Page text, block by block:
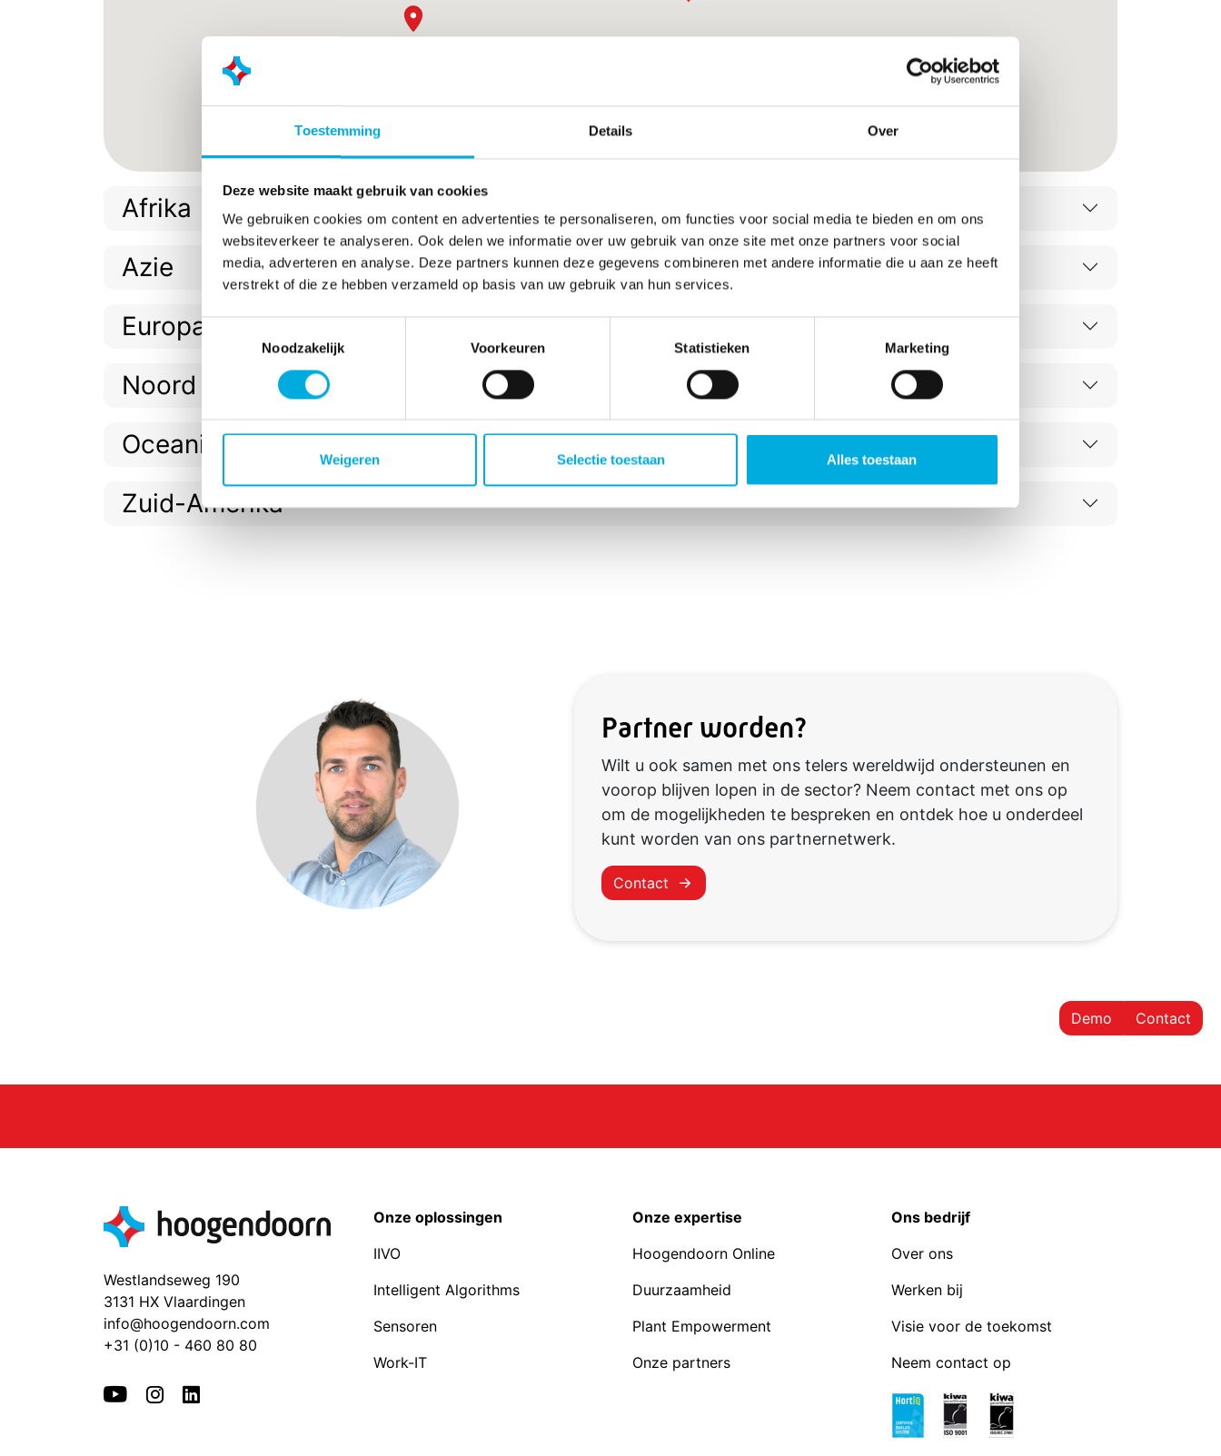
Toestemming Details Over
Deze website maakt gebruik van cookies
We gebruiken cookies om content en advertenties te personaliseren, om functies voor social media te bieden en om ons
websiteverkeer te analyseren. Ook delen we informatie over uw gebruik van onze site met onze partners voor social
media, adverteren en analyse. Deze partners kunnen deze gegevens combineren met andere informatie die u aan ze heeft
verstrekt of die ze hebben verzameld op basis van uw gebruik van hun services.
Toestemmingsselectie
Noodzakelijk
Voorkeuren Statistieken Marketing
Weigeren Selectie toestaan Alles toestaan
Afrika
Azie
Europa
Noord Amerika
Oceanië
Zuid-Amerika
Partner worden?
Wilt u ook samen met ons telers wereldwijd ondersteunen en
voorop blijven lopen in de sector? Neem contact met ons op
om de mogelijkheden te bespreken en ontdek hoe u onderdeel
kunt worden van ons partnernetwerk.
Contact
Demo Contact
Westlandseweg 190
3131 HX Vlaardingen
info@hoogendoorn.com
+31 (0)10 - 460 80 80
Onze oplossingen
IIVO
Intelligent Algorithms
Sensoren
Work-IT
Onze expertise
Hoogendoorn Online
Duurzaamheid
Plant Empowerment
Onze partners
Ons bedrijf
Over ons
Werken bij
Visie voor de toekomst
Neem contact op